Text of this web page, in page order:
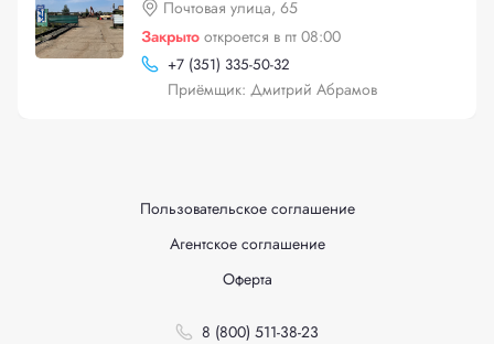
Почтовая улица, 65
Закрыто откроется в пт 08:00
+7 (351) 335-50-32
Приёмщик: Дмитрий Абрамов
Пользовательское соглашение
Агентское соглашение
Оферта
8 (800) 511-38-23